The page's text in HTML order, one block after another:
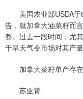
美国农业部USDA于8
告，就加拿大油菜籽而
整。过去一段时间，尤
干旱天气令市场对其产
加拿大菜籽单产存在
苏亚菁